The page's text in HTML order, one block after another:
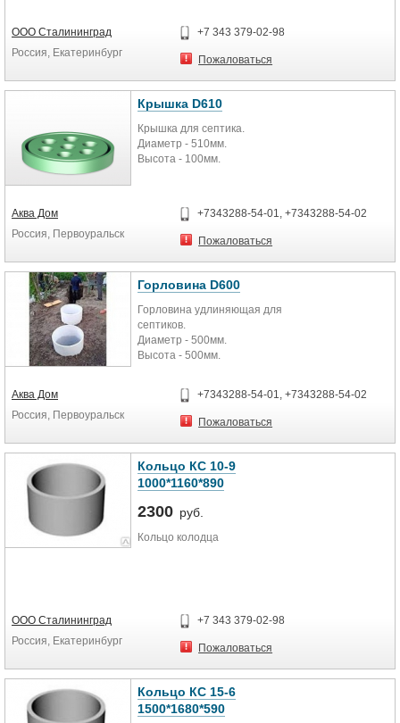
ООО Сталининград
Россия, Екатеринбург
+7 343 379-02-98
Пожаловаться
Крышка D610
Крышка для септика.
Диаметр - 510мм.
Высота - 100мм.
Аква Дом
Россия, Первоуральск
+7343288-54-01, +7343288-54-02
Пожаловаться
Горловина D600
Горловина удлиняющая для
септиков.
Диаметр - 500мм.
Высота - 500мм.
Аква Дом
Россия, Первоуральск
+7343288-54-01, +7343288-54-02
Пожаловаться
Кольцо КС 10-9
1000*1160*890
2300 руб.
Кольцо колодца
ООО Сталининград
Россия, Екатеринбург
+7 343 379-02-98
Пожаловаться
Кольцо КС 15-6
1500*1680*590